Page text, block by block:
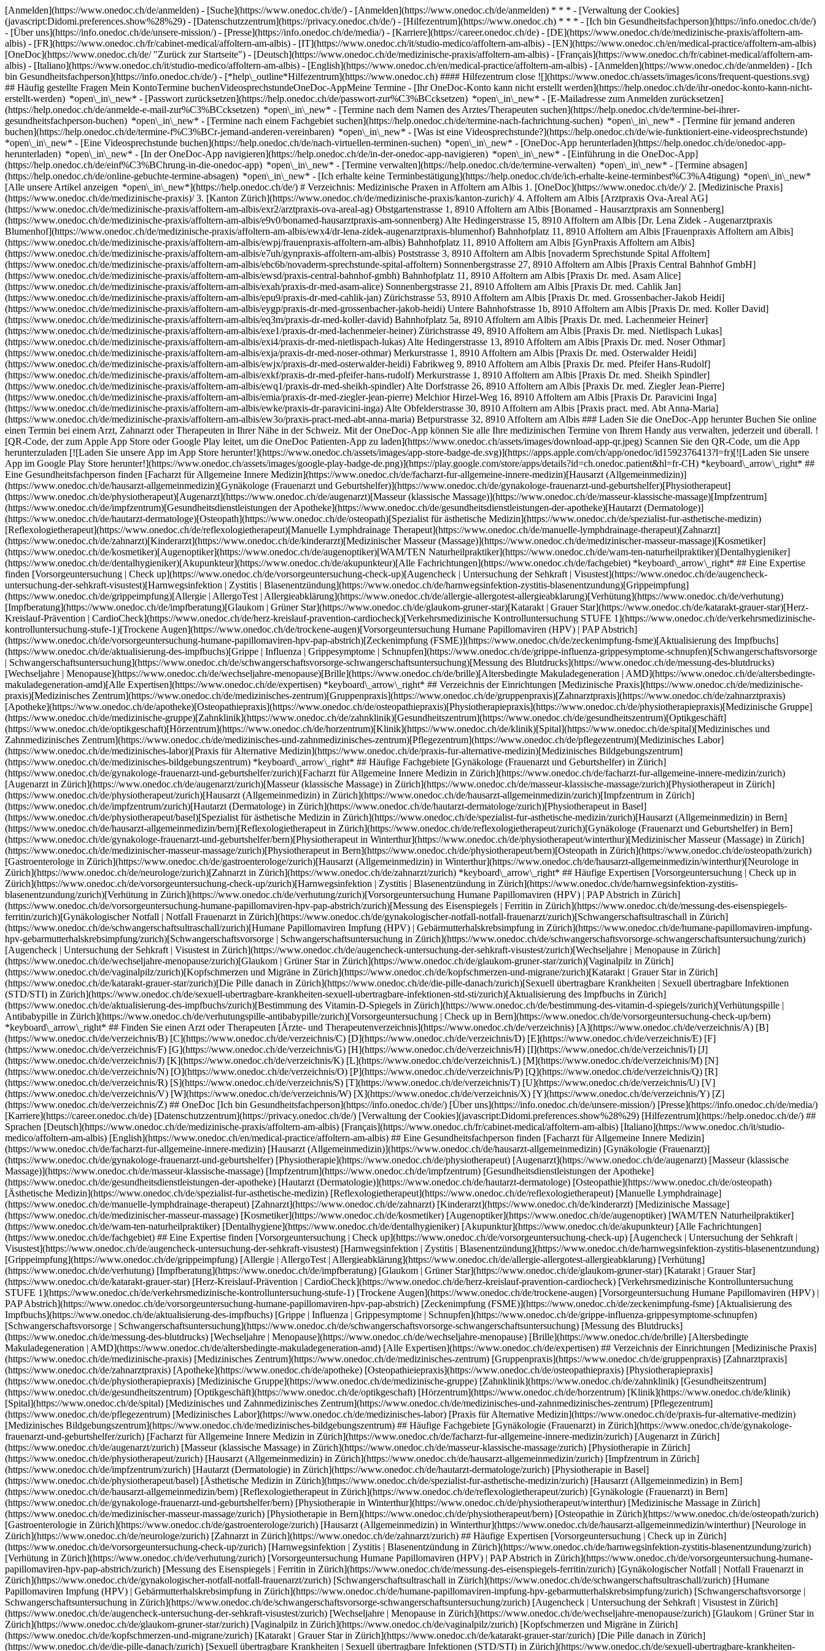
[Anmelden](https://www.onedoc.ch/de/anmelden) - [Suche](https://www.onedoc.ch/de/) - [Anmelden](https://www.onedoc.ch/de/anmelden) * * * - [Verwaltung der Cookies]
(javascript:Didomi.preferences.show%28%29) - [Datenschutzzentrum](https://privacy.onedoc.ch/de/) - [Hilfezentrum](https://www.onedoc.ch) * * * - [Ich bin Gesundheitsfachperson](https://info.onedoc.ch/de/)
- [Über uns](https://info.onedoc.ch/de/unsere-mission/) - [Presse](https://info.onedoc.ch/de/media/) - [Karriere](https://career.onedoc.ch/de) - [DE](https://www.onedoc.ch/de/medizinische-praxis/affoltern-am-
albis) - [FR](https://www.onedoc.ch/fr/cabinet-medical/affoltern-am-albis) - [IT](https://www.onedoc.ch/it/studio-medico/affoltern-am-albis) - [EN](https://www.onedoc.ch/en/medical-practice/affoltern-am-albis)
[OneDoc](https://www.onedoc.ch/de/ "Zurück zur Startseite") - [Deutsch](https://www.onedoc.ch/de/medizinische-praxis/affoltern-am-albis) - [Français](https://www.onedoc.ch/fr/cabinet-medical/affoltern-am-
albis) - [Italiano](https://www.onedoc.ch/it/studio-medico/affoltern-am-albis) - [English](https://www.onedoc.ch/en/medical-practice/affoltern-am-albis) - [Anmelden](https://www.onedoc.ch/de/anmelden) - [Ich
bin Gesundheitsfachperson](https://info.onedoc.ch/de/) - [*help\_outline*Hilfezentrum](https://www.onedoc.ch) #### Hilfezentrum close ![](https://www.onedoc.ch/assets/images/icons/frequent-questions.svg)
## Häufig gestellte Fragen Mein KontoTermine buchenVideosprechstundeOneDoc-AppMeine Termine - [Ihr OneDoc-Konto kann nicht erstellt werden](https://help.onedoc.ch/de/ihr-onedoc-konto-kann-nicht-
erstellt-werden) *open\_in\_new* - [Passwort zurücksetzen](https://help.onedoc.ch/de/passwort-zur%C3%BCcksetzen) *open\_in\_new* - [E-Mailadresse zum Anmelden zurücksetzen]
(https://help.onedoc.ch/de/anmelde-e-mail-zur%C3%BCcksetzen) *open\_in\_new* - [Termine nach dem Namen des Arztes/Therapeuten suchen](https://help.onedoc.ch/de/termine-bei-ihrer-
gesundheitsfachperson-buchen) *open\_in\_new* - [Termine nach einem Fachgebiet suchen](https://help.onedoc.ch/de/termine-nach-fachrichtung-suchen) *open\_in\_new* - [Termine für jemand anderen
buchen](https://help.onedoc.ch/de/termine-f%C3%BCr-jemand-anderen-vereinbaren) *open\_in\_new* - [Was ist eine Videosprechstunde?](https://help.onedoc.ch/de/wie-funktioniert-eine-videosprechstunde)
*open\_in\_new* - [Eine Videosprechstunde buchen](https://help.onedoc.ch/de/nach-virtuellen-terminen-suchen) *open\_in\_new* - [OneDoc-App herunterladen](https://help.onedoc.ch/de/onedoc-app-
herunterladen) *open\_in\_new* - [In der OneDoc-App navigieren](https://help.onedoc.ch/de/in-der-onedoc-app-navigieren) *open\_in\_new* - [Einführung in die OneDoc-App]
(https://help.onedoc.ch/de/einf%C3%BChrung-in-die-onedoc-app) *open\_in\_new* - [Termine verwalten](https://help.onedoc.ch/de/termine-verwalten) *open\_in\_new* - [Termine absagen](https://help.onedoc.ch/de/online-gebuchte-termine-absagen) *open\_in\_new* - [Ich erhalte keine Terminbestätigung](https://help.onedoc.ch/de/ich-erhalte-keine-terminbest%C3%A4tigung) *open\_in\_new* [Alle unsere Artikel anzeigen *open\_in\_new*](https://help.onedoc.ch/de/) # Verzeichnis: Medizinische Praxen in Affoltern am Albis 1. [OneDoc](https://www.onedoc.ch/de/)/ 2. [Medizinische Praxis](https://www.onedoc.ch/de/medizinische-praxis)/ 3. [Kanton Zürich](https://www.onedoc.ch/de/medizinische-praxis/kanton-zurich)/ 4. Affoltern am Albis [Arztpraxis Ova-Areal AG](https://www.onedoc.ch/de/medizinische-praxis/affoltern-am-albis/exr2/arztpraxis-ova-areal-ag) Obstgartenstrasse 1, 8910 Affoltern am Albis [Bonamed - Hausarztpraxis am Sonnenberg](https://www.onedoc.ch/de/medizinische-praxis/affoltern-am-albis/e9v0/bonamed-hausarztpraxis-am-sonnenberg) Alte Hedingerstrasse 15, 8910 Affoltern am Albis [Dr. Lena Zidek - Augenarztpraxis Blumenhof](https://www.onedoc.ch/de/medizinische-praxis/affoltern-am-albis/ewx4/dr-lena-zidek-augenarztpraxis-blumenhof) Bahnhofplatz 11, 8910 Affoltern am Albis [Frauenpraxis Affoltern am Albis](https://www.onedoc.ch/de/medizinische-praxis/affoltern-am-albis/ewpj/frauenpraxis-affoltern-am-albis) Bahnhofplatz 11, 8910 Affoltern am Albis [GynPraxis Affoltern am Albis](https://www.onedoc.ch/de/medizinische-praxis/affoltern-am-albis/e7uh/gynpraxis-affoltern-am-albis) Poststrasse 3, 8910 Affoltern am Albis [novaderm Sprechstunde Spital Affoltern](https://www.onedoc.ch/de/medizinische-praxis/affoltern-am-albis/ebc6b/novaderm-sprechstunde-spital-affoltern) Sonnenbergstrasse 27, 8910 Affoltern am Albis [Praxis Central Bahnhof GmbH](https://www.onedoc.ch/de/medizinische-praxis/affoltern-am-albis/ewsd/praxis-central-bahnhof-gmbh) Bahnhofplatz 11, 8910 Affoltern am Albis [Praxis Dr. med. Asam Alice](https://www.onedoc.ch/de/medizinische-praxis/affoltern-am-albis/exah/praxis-dr-med-asam-alice) Sonnenbergstrasse 21, 8910 Affoltern am Albis [Praxis Dr. med. Cahlik Jan](https://www.onedoc.ch/de/medizinische-praxis/affoltern-am-albis/epu9/praxis-dr-med-cahlik-jan) Zürichstrasse 53, 8910 Affoltern am Albis [Praxis Dr. med. Grossenbacher-Jakob Heidi](https://www.onedoc.ch/de/medizinische-praxis/affoltern-am-albis/eygp/praxis-dr-med-grossenbacher-jakob-heidi) Untere Bahnhofstrasse 1b, 8910 Affoltern am Albis [Praxis Dr. med. Koller David](https://www.onedoc.ch/de/medizinische-praxis/affoltern-am-albis/eq3m/praxis-dr-med-koller-david) Bahnhofplatz 5a, 8910 Affoltern am Albis [Praxis Dr. med. Lachenmeier Heiner](https://www.onedoc.ch/de/medizinische-praxis/affoltern-am-albis/exe1/praxis-dr-med-lachenmeier-heiner) Zürichstrasse 49, 8910 Affoltern am Albis [Praxis Dr. med. Nietlispach Lukas](https://www.onedoc.ch/de/medizinische-praxis/affoltern-am-albis/exi4/praxis-dr-med-nietlispach-lukas) Alte Hedingerstrasse 13, 8910 Affoltern am Albis [Praxis Dr. med. Noser Othmar](https://www.onedoc.ch/de/medizinische-praxis/affoltern-am-albis/exja/praxis-dr-med-noser-othmar) Merkurstrasse 1, 8910 Affoltern am Albis [Praxis Dr. med. Osterwalder Heidi](https://www.onedoc.ch/de/medizinische-praxis/affoltern-am-albis/ewjx/praxis-dr-med-osterwalder-heidi) Fabrikweg 9, 8910 Affoltern am Albis [Praxis Dr. med. Pfeifer Hans-Rudolf](https://www.onedoc.ch/de/medizinische-praxis/affoltern-am-albis/exkf/praxis-dr-med-pfeifer-hans-rudolf) Merkurstrasse 1, 8910 Affoltern am Albis [Praxis Dr. med. Sheikh Spindler](https://www.onedoc.ch/de/medizinische-praxis/affoltern-am-albis/ewq1/praxis-dr-med-sheikh-spindler) Alte Dorfstrasse 26, 8910 Affoltern am Albis [Praxis Dr. med. Ziegler Jean-Pierre](https://www.onedoc.ch/de/medizinische-praxis/affoltern-am-albis/emia/praxis-dr-med-ziegler-jean-pierre) Melchior Hirzel-Weg 16, 8910 Affoltern am Albis [Praxis Dr. Paravicini Inga](https://www.onedoc.ch/de/medizinische-praxis/affoltern-am-albis/ewke/praxis-dr-paravicini-inga) Alte Obfelderstrasse 30, 8910 Affoltern am Albis [Praxis pract. med. Abt Anna-Maria](https://www.onedoc.ch/de/medizinische-praxis/affoltern-am-albis/ew3o/praxis-pract-med-abt-anna-maria) Betpurstrasse 32, 8910 Affoltern am Albis ### Laden Sie die OneDoc-App herunter Buchen Sie online einen Termin bei einem Arzt, Zahnarzt oder Therapeuten in Ihrer Nähe in der Schweiz. Mit der OneDoc-App können Sie alle Ihre medizinischen Termine von Ihrem Handy aus verwalten, jederzeit und überall. ![QR-Code, der zum Apple App Store oder Google Play leitet, um die OneDoc Patienten-App zu laden](https://www.onedoc.ch/assets/images/download-app-qr.jpeg) Scannen Sie den QR-Code, um die App herunterzuladen [![Laden Sie unsere App im App Store herunter!](https://www.onedoc.ch/assets/images/app-store-badge-de.svg)](https://apps.apple.com/ch/app/onedoc/id1592376413?l=fr)[![Laden Sie unsere App im Google Play Store herunter!](https://www.onedoc.ch/assets/images/google-play-badge-de.png)](https://play.google.com/store/apps/details?id=ch.onedoc.patient&hl=fr-CH) *keyboard\_arrow\_right* ## Eine Gesundheitsfachperson finden [Facharzt für Allgemeine Innere Medizin](https://www.onedoc.ch/de/facharzt-fur-allgemeine-innere-medizin)[Hausarzt (Allgemeinmedizin)](https://www.onedoc.ch/de/hausarzt-allgemeinmedizin)[Gynäkologe (Frauenarzt und Geburtshelfer)](https://www.onedoc.ch/de/gynakologe-frauenarzt-und-geburtshelfer)[Physiotherapeut](https://www.onedoc.ch/de/physiotherapeut)[Augenarzt](https://www.onedoc.ch/de/augenarzt)[Masseur (klassische Massage)](https://www.onedoc.ch/de/masseur-klassische-massage)[Impfzentrum](https://www.onedoc.ch/de/impfzentrum)[Gesundheitsdienstleistungen der Apotheke](https://www.onedoc.ch/de/gesundheitsdienstleistungen-der-apotheke)[Hautarzt (Dermatologe)](https://www.onedoc.ch/de/hautarzt-dermatologe)[Osteopath](https://www.onedoc.ch/de/osteopath)[Spezialist für ästhetische Medizin](https://www.onedoc.ch/de/spezialist-fur-asthetische-medizin)[Reflexologietherapeut](https://www.onedoc.ch/de/reflexologietherapeut)[Manuelle Lymphdrainage Therapeut](https://www.onedoc.ch/de/manuelle-lymphdrainage-therapeut)[Zahnarzt](https://www.onedoc.ch/de/zahnarzt)[Kinderarzt](https://www.onedoc.ch/de/kinderarzt)[Medizinischer Masseur (Massage)](https://www.onedoc.ch/de/medizinischer-masseur-massage)[Kosmetiker](https://www.onedoc.ch/de/kosmetiker)[Augenoptiker](https://www.onedoc.ch/de/augenoptiker)[WAM/TEN Naturheilpraktiker](https://www.onedoc.ch/de/wam-ten-naturheilpraktiker)[Dentalhygieniker](https://www.onedoc.ch/de/dentalhygieniker)[Akupunkteur](https://www.onedoc.ch/de/akupunkteur)[Alle Fachrichtungen](https://www.onedoc.ch/de/fachgebiet) *keyboard\_arrow\_right* ## Eine Expertise finden [Vorsorgeuntersuchung | Check up](https://www.onedoc.ch/de/vorsorgeuntersuchung-check-up)[Augencheck | Untersuchung der Sehkraft | Visustest](https://www.onedoc.ch/de/augencheck-untersuchung-der-sehkraft-visustest)[Harnwegsinfektion | Zystitis | Blasenentzündung](https://www.onedoc.ch/de/harnwegsinfektion-zystitis-blasenentzundung)[Grippeimpfung](https://www.onedoc.ch/de/grippeimpfung)[Allergie | AllergoTest | Allergieabklärung](https://www.onedoc.ch/de/allergie-allergotest-allergieabklarung)[Verhütung](https://www.onedoc.ch/de/verhutung)[Impfberatung](https://www.onedoc.ch/de/impfberatung)[Glaukom | Grüner Star](https://www.onedoc.ch/de/glaukom-gruner-star)[Katarakt | Grauer Star](https://www.onedoc.ch/de/katarakt-grauer-star)[Herz-Kreislauf-Prävention | CardioCheck](https://www.onedoc.ch/de/herz-kreislauf-pravention-cardiocheck)[Verkehrsmedizinische Kontrolluntersuchung STUFE 1](https://www.onedoc.ch/de/verkehrsmedizinische-kontrolluntersuchung-stufe-1)[Trockene Augen](https://www.onedoc.ch/de/trockene-augen)[Vorsorgeuntersuchung Humane Papillomaviren (HPV) | PAP Abstrich](https://www.onedoc.ch/de/vorsorgeuntersuchung-humane-papillomaviren-hpv-pap-abstrich)[Zeckenimpfung (FSME)](https://www.onedoc.ch/de/zeckenimpfung-fsme)[Aktualisierung des Impfbuchs](https://www.onedoc.ch/de/aktualisierung-des-impfbuchs)[Grippe | Influenza | Grippesymptome | Schnupfen](https://www.onedoc.ch/de/grippe-influenza-grippesymptome-schnupfen)[Schwangerschaftsvorsorge | Schwangerschaftsuntersuchung](https://www.onedoc.ch/de/schwangerschaftsvorsorge-schwangerschaftsuntersuchung)[Messung des Blutdrucks](https://www.onedoc.ch/de/messung-des-blutdrucks)[Wechseljahre | Menopause](https://www.onedoc.ch/de/wechseljahre-menopause)[Brille](https://www.onedoc.ch/de/brille)[Altersbedingte Makuladegeneration | AMD](https://www.onedoc.ch/de/altersbedingte-makuladegeneration-amd)[Alle Expertisen](https://www.onedoc.ch/de/expertisen) *keyboard\_arrow\_right* ## Verzeichnis der Einrichtungen [Medizinische Praxis](https://www.onedoc.ch/de/medizinische-praxis)[Medizinisches Zentrum](https://www.onedoc.ch/de/medizinisches-zentrum)[Gruppenpraxis](https://www.onedoc.ch/de/gruppenpraxis)[Zahnarztpraxis](https://www.onedoc.ch/de/zahnarztpraxis)[Apotheke](https://www.onedoc.ch/de/apotheke)[Osteopathiepraxis](https://www.onedoc.ch/de/osteopathiepraxis)[Physiotherapiepraxis](https://www.onedoc.ch/de/physiotherapiepraxis)[Medizinische Gruppe](https://www.onedoc.ch/de/medizinische-gruppe)[Zahnklinik](https://www.onedoc.ch/de/zahnklinik)[Gesundheitszentrum](https://www.onedoc.ch/de/gesundheitszentrum)[Optikgeschäft](https://www.onedoc.ch/de/optikgeschaft)[Hörzentrum](https://www.onedoc.ch/de/horzentrum)[Klinik](https://www.onedoc.ch/de/klinik)[Spital](https://www.onedoc.ch/de/spital)[Medizinisches und Zahnmedizinisches Zentrum](https://www.onedoc.ch/de/medizinisches-und-zahnmedizinisches-zentrum)[Pflegezentrum](https://www.onedoc.ch/de/pflegezentrum)[Medizinisches Labor](https://www.onedoc.ch/de/medizinisches-labor)[Praxis für Alternative Medizin](https://www.onedoc.ch/de/praxis-fur-alternative-medizin)[Medizinisches Bildgebungszentrum](https://www.onedoc.ch/de/medizinisches-bildgebungsze